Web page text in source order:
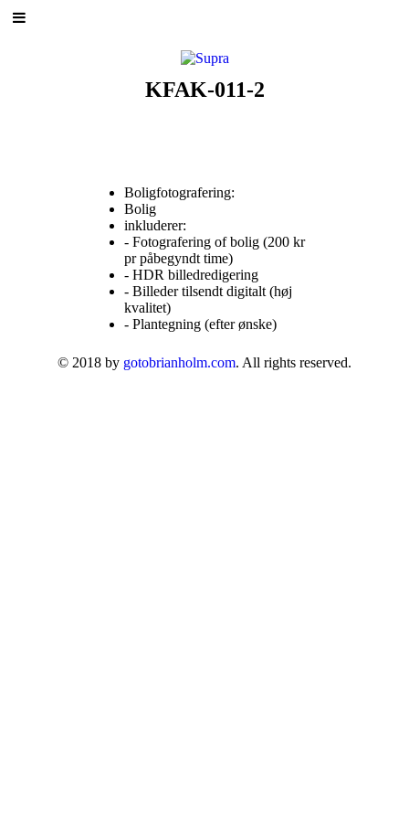
KFAK-011-2
Boligfotografering:
Bolig
inkluderer:
- Fotografering of bolig (200 kr
pr påbegyndt time)
- HDR billedredigering
- Billeder tilsendt digitalt (høj
kvalitet)
- Plantegning (efter ønske)
© 2018 by gotobrianholm.com. All rights reserved.